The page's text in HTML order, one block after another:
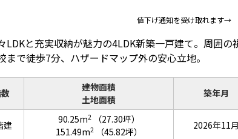
値下げ通知を受け取れます→
と充実収納が魅力の4LDK新築一戸建て。周囲の
で徒歩7分、ハザードマップ外の安心立地。
建物面積
土地面積
築年月
建 90.25m2
（27.30坪）
151.49m2 （45.82坪）
2026年11月